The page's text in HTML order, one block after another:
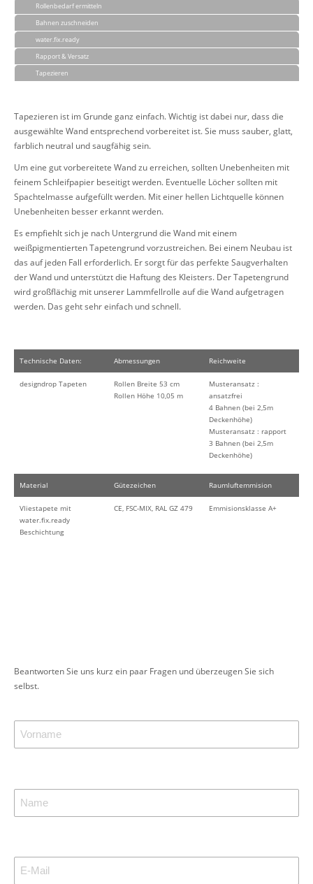
Rollenbedarf ermitteln
Bahnen zuschneiden
water.fix.ready
Rapport & Versatz
Tapezieren
Tapezieren ist im Grunde ganz einfach. Wichtig ist dabei nur, dass die
ausgewählte Wand entsprechend vorbereitet ist. Sie muss sauber, glatt,
farblich neutral und saugfähig sein.
Um eine gut vorbereitete Wand zu erreichen, sollten Unebenheiten mit
feinem Schleifpapier beseitigt werden. Eventuelle Löcher sollten mit
Spachtelmasse aufgefüllt werden. Mit einer hellen Lichtquelle können
Unebenheiten besser erkannt werden.
Es empfiehlt sich je nach Untergrund die Wand mit einem
weißpigmentierten Tapetengrund vorzustreichen. Bei einem Neubau ist
das auf jeden Fall erforderlich. Er sorgt für das perfekte Saugverhalten
der Wand und unterstützt die Haftung des Kleisters. Der Tapetengrund
wird großflächig mit unserer Lammfellrolle auf die Wand aufgetragen
werden. Das geht sehr einfach und schnell.
Technische Daten: Abmessungen Reichweite
designdrop Tapeten
Rollen Breite 53 cm
Rollen Höhe 10,05 m
Musteransatz :
ansatzfrei
4 Bahnen (bei 2,5m
Deckenhöhe)
Musteransatz : rapport
3 Bahnen (bei 2,5m
Deckenhöhe)
Material Gütezeichen Raumluftemmision
Vliestapete mit
water.fix.ready
Beschichtung
CE, FSC-MIX, RAL GZ 479 Emmisionsklasse A+
Beantworten Sie uns kurz ein paar Fragen und überzeugen Sie sich
selbst.